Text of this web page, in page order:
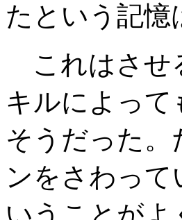
たという記憶
これはさせ
キルによっ
そうだった
ンをさわっ